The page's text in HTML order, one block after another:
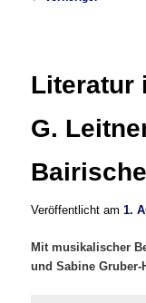
Literatur
G.
Veröffentlicht am1.
Mit musikalischer
und Sabine Gruber-